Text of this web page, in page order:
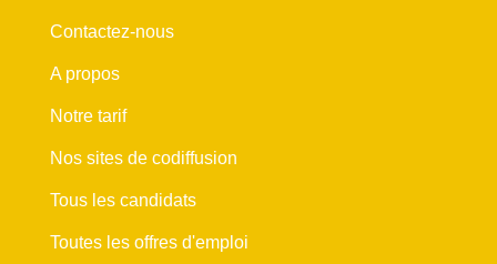
Contactez-nous
A propos
Notre tarif
Nos sites de codiffusion
Tous les candidats
Toutes les offres d'emploi